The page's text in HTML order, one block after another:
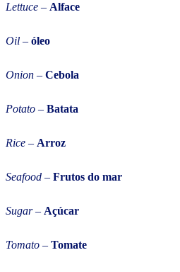
Lettuce – Alface
Oil – óleo
Onion – Cebola
Potato – Batata
Rice – Arroz
Seafood – Frutos do mar
Sugar– Açúcar
Tomato – Tomate